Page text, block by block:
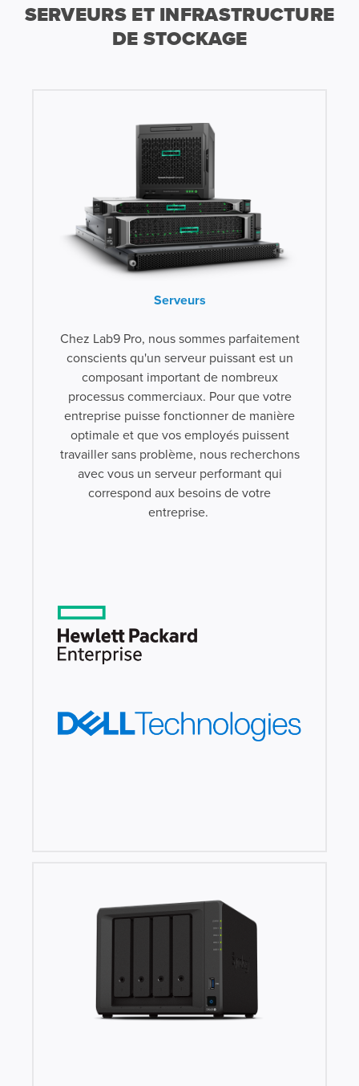
SERVEURS ET INFRASTRUCTURE
DE STOCKAGE
Serveurs
Chez Lab9 Pro, nous sommes parfaitement
conscients qu'un serveur puissant est un
composant important de nombreux
processus commerciaux. Pour que votre
entreprise puisse fonctionner de manière
optimale et que vos employés puissent
travailler sans problème, nous recherchons
avec vous un serveur performant qui
correspond aux besoins de votre
entreprise.